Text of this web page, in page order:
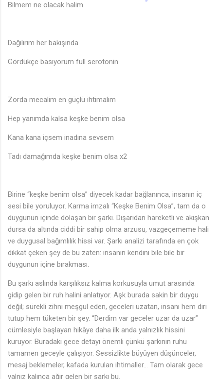
Bilmem ne olacak halim
Dağılırım her bakışında
Gördükçe basıyorum full serotonin
Zorda mecalim en güçlü ihtimalim
Hep yanımda kalsa keşke benim olsa
Kana kana içsem inadına sevsem
Tadı damağımda keşke benim olsa x2
Birine “keşke benim olsa” diyecek kadar bağlanınca, insanın iç
sesi bile yoruluyor. Karma imzalı “Keşke Benim Olsa”, tam da o
duygunun içinde dolaşan bir şarkı. Dışarıdan hareketli ve akışkan
dursa da altında ciddi bir sahip olma arzusu, vazgeçememe hali
ve duygusal bağımlılık hissi var. Şarkı analizi tarafında en çok
dikkat çeken şey de bu zaten: insanın kendini bile bile bir
duygunun içine bırakması.
Bu şarkı aslında karşılıksız kalma korkusuyla umut arasında
gidip gelen bir ruh halini anlatıyor. Aşk burada sakin bir duygu
değil; sürekli zihni meşgul eden, geceleri uzatan, insanı hem diri
tutup hem tüketen bir şey. “Derdim var geceler uzar da uzar”
cümlesiyle başlayan hikâye daha ilk anda yalnızlık hissini
kuruyor. Buradaki gece detayı önemli çünkü şarkının ruhu
tamamen geceyle çalışıyor. Sessizlikte büyüyen düşünceler,
mesaj beklemeler, kafada kurulan ihtimaller… Tam olarak gece
yalnız kalınca ağır gelen bir şarkı bu.
🎶
♩